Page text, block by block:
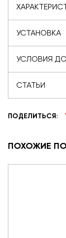
УСТАНОВКА
УСЛОВИЯ
СТАТЬИ
ПОДЕЛИТЬСЯ:
ПОХОЖИЕ